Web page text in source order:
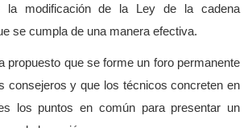
la modificación de la Ley de la cadena
se cumpla de una manera efectiva.
propuesto que se forme un foro permanente
consejeros y que los técnicos concreten en
los puntos en común para presentar un